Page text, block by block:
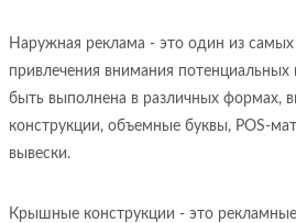
Наружная реклама - это один из
привлечения внимания
быть выполнена в различных формах,
конструкции, объемные буквы, POS-
вывески.
Крышные конструкции - это